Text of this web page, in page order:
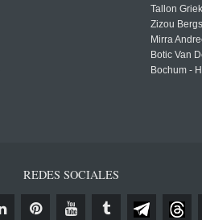
Tallon
Zizou
Mirra
Botic Van
Bochum -
REDES SOCIALES